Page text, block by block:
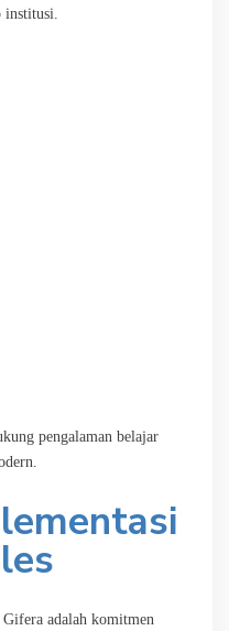
institusi.
pengalaman belajar
adalah komitmen